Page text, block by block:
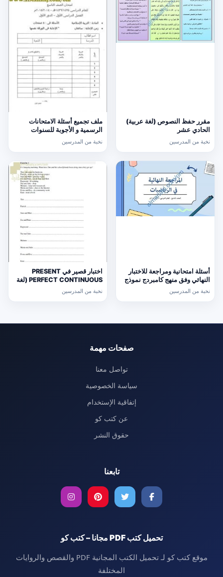
مقرر حفظ النصوص (لغة عربية)
الحادي عشر
نخبة من المدرسين
ملف تجميع أسئلة الامتحانات
الرسمية و الأجوبة للسنوات
السابقة الدور الأول (الامتحانات)
التاسع
نخبة من المدرسين
أسئلة امتحانية ومراجعة للاختبار
النهائي وفق منهج كامبردج نموذج
ثالث (رياضيات) التاسع
نخبة من المدرسين
اختبار قصير في PRESENT
PERFECT CONTINUOUS (لغة
انجليزية) حلقة ثانية
نخبة من المدرسين
صفحات مهمة
تواصل معنا
سياسة الخصوصية
إتفاقية الإستخدام
عن كتب كو
حقوق النشر
تابعنا
تحميل كتب PDF مجانا – كتب كو
موقع كتب كو لـ تحميل الكتب المجانية PDF والقصص والروايات
المختلفة